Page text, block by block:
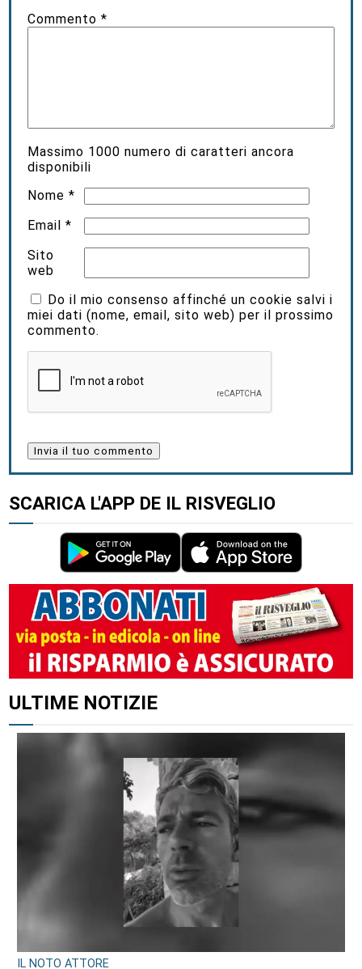
Commento*
Massimo 1000 numero di caratteri ancora
disponibili
Nome*
Email*
Sito
web
Do il mio consenso affinché un cookie salvi i
miei dati (nome, email, sito web) per il prossimo
commento.
SCARICA L'APP DE IL RISVEGLIO
ULTIME NOTIZIE
IL NOTO ATTORE